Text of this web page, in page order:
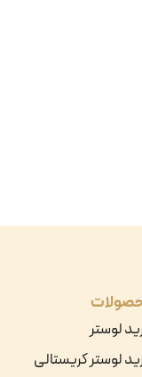
لوستر
لوستر کریستالی